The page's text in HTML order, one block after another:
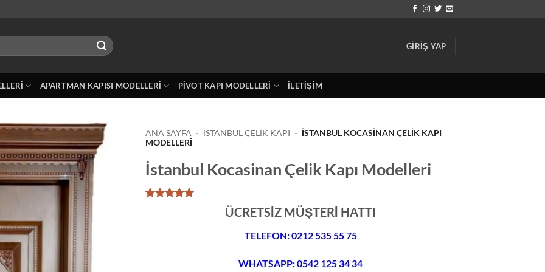
GIRIŞ YAP
APARTMAN KAPISI MODELLERI PIVOT KAPI MODELLERI İLETIŞIM
ANA SAYFA - İSTANBUL ÇELIK KAPI - İSTANBUL KOCASINAN ÇELIK KAPI
MODELLERI
İstanbul Kocasinan Çelik Kapı Modelleri
ÜCRETSİZ MÜŞTERİ HATTI
TELEFON: 0212 535 55 75
WHATSAPP: 0542 125 34 34